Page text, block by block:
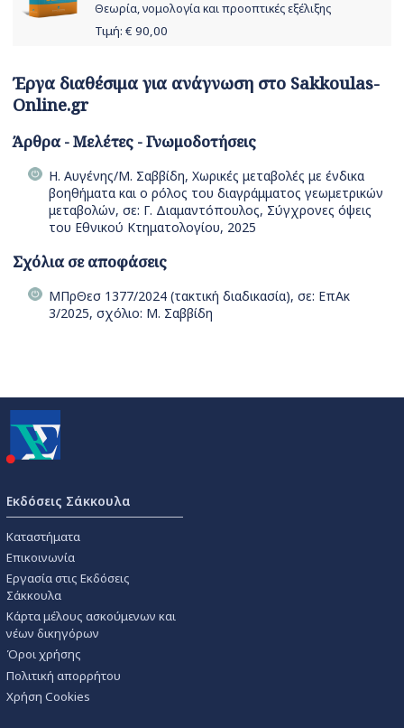
Θεωρία, νομολογία και προοπτικές εξέλιξης
Τιμή: € 90,00
Έργα διαθέσιμα για ανάγνωση στο Sakkoulas-
Online.gr
Άρθρα - Μελέτες - Γνωμοδοτήσεις
Η. Αυγένης/Μ. Σαββίδη, Χωρικές μεταβολές με ένδικα
βοηθήματα και ο ρόλος του διαγράμματος γεωμετρικών
μεταβολών, σε: Γ. Διαμαντόπουλος, Σύγχρονες όψεις
του Εθνικού Κτηματολογίου, 2025
Σχόλια σε αποφάσεις
ΜΠρΘεσ 1377/2024 (τακτική διαδικασία), σε: ΕπΑκ
3/2025, σχόλιο: Μ. Σαββίδη
Εκδόσεις Σάκκουλα
Καταστήματα
Επικοινωνία
Εργασία στις Εκδόσεις
Σάκκουλα
Κάρτα μέλους ασκούμενων και
νέων δικηγόρων
Όροι χρήσης
Πολιτική απορρήτου
Χρήση Cookies